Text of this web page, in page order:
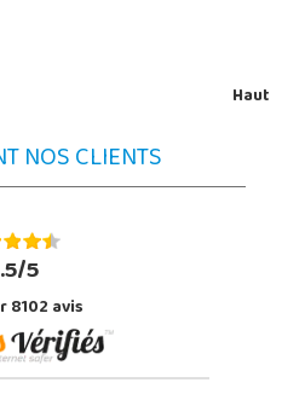
Haut
NOS CLIENTS
5
8102 avis